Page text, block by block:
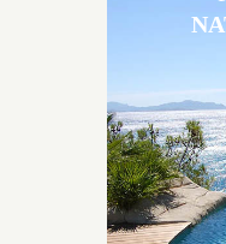
Les piscines en
originales,
matière sur-